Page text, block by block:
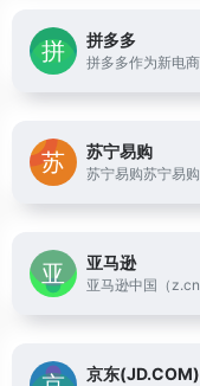
拼多多
苏宁易购
亚马逊
京东(JD.COM)